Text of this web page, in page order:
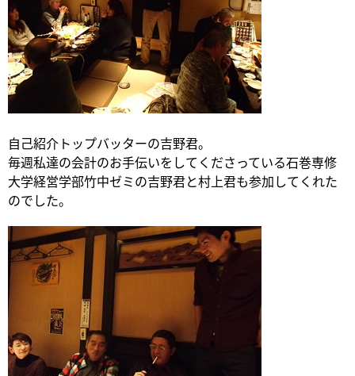
自己紹介トップバッターの吉野君。
毎週私達の会計のお手伝いをしてくださっている石巻専修
大学経営学部竹中ゼミの吉野君と村上君も参加してくれた
のでした。